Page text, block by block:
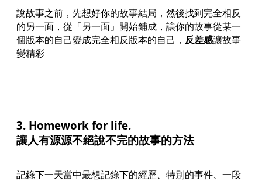
說故事之前，先想好你的故事結局，然後找到完全相反
的另一面，從「另一面」開始鋪成，讓你的故事從某一
個版本的自己變成完全相反版本的自己， 反差感讓故事
變精彩
3. Homework for life.
讓人有源源不絕說不完的故事的方法
記錄下一天當中最想記錄下的經歷、特別的事件、一段